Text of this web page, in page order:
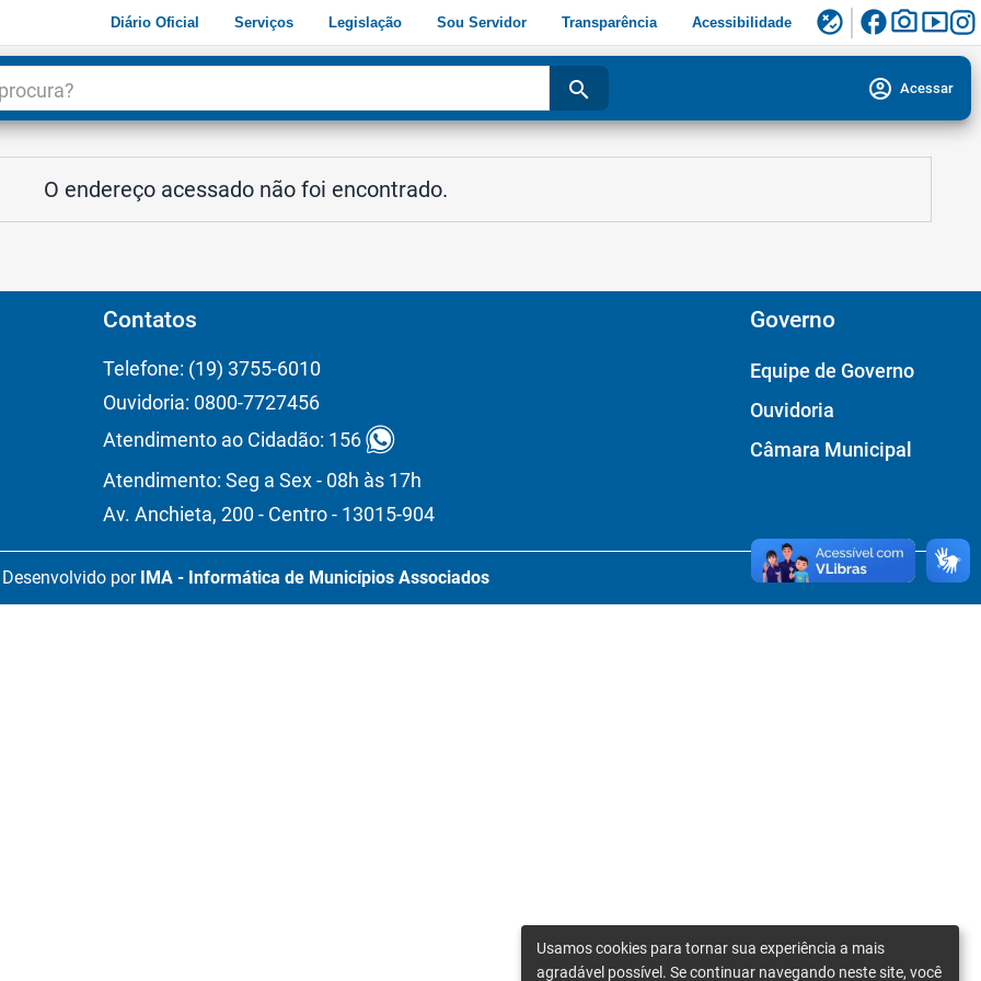
Diário Oficial Serviços Legislação Sou Servidor Transparência Acessibilidade flaky facebookphoto_camerasmart_display
search account_circle Acessar
O endereço acessado não foi encontrado.
Contatos
Telefone: (19) 3755-6010
Ouvidoria: 0800-7727456
Atendimento ao Cidadão: 156
Atendimento: Seg a Sex - 08h às 17h
Av. Anchieta, 200 - Centro - 13015-904
Governo
Equipe de Governo
Ouvidoria
Câmara Municipal
Desenvolvido por IMA - Informática de Municípios Associados
Usamos cookies para tornar sua experiência a mais
agradável possível. Se continuar navegando neste site, você